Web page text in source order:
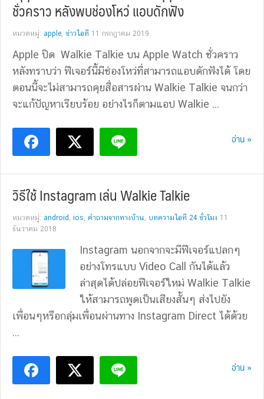
ชั่วคราว หลังพบช่องโหว่ แอบดักฟัง
หมวดหมู่: apple, ข่าวไอที 11 กรกฎาคม 2019
Apple ปิด Walkie Talkie บน Apple Watch ชั่วคราว
หลังทราบว่า ฟีเจอร์นี้มีช่องโหว่ที่สามารถแอบดักฟังได้ โดย
ตอนนี้จะไม่สามารถคุยสื่อสารผ่าน Walkie Talkie จนกว่า
จะแก้ปัญหาเรียบร้อย อย่างไรก็ตามแอป Walkie ...
อ่าน »
วิธีใช้ Instagram เล่น Walkie Talkie
หมวดหมู่: android , ios, คำถามจากทางบ้าน, บทความไอที 24 ชั่วโมง 11
ธันวาคม 2018
Instagram นอกจากจะมีฟีเจอร์แปลกๆ
อย่างโทรแบบ Video Call กันได้แล้ว
ล่าสุดได้ปล่อยฟีเจอร์ใหม่ Walkie Talkie
ให้สามารถพูดเป็นเสียงสั้นๆ ส่งไปยัง
เพื่อนๆหรือกลุ่มเพื่อนผ่านทาง Instagram Direct ได้ด้วย
...
อ่าน »